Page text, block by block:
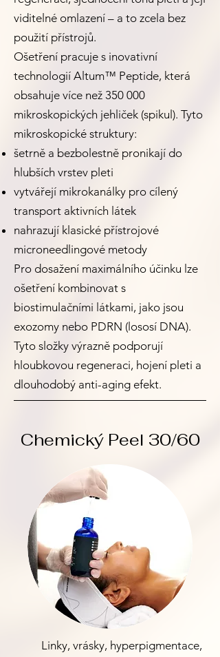
viditelné omlazení – a to zcela bez
použití přístrojů.
Ošetření pracuje s inovativní
technologií Altum™ Peptide, která
obsahuje více než 350 000
mikroskopických jehliček (spikul). Tyto
mikroskopické struktury:
šetrně a bezbolestně pronikají do
hlubších vrstev pleti
vytvářejí mikrokanálky pro cílený
transport aktivních látek
nahrazují klasické přístrojové
microneedlingové metody
Pro dosažení maximálního účinku lze
ošetření kombinovat s
biostimulačními látkami, jako jsou
exozomy nebo PDRN (lososí DNA).
Tyto složky výrazně podporují
hloubkovou regeneraci, hojení pleti a
dlouhodobý anti-aging efekt.
Chemický Peel 30/60
Linky, vrásky, hyperpigmentace,